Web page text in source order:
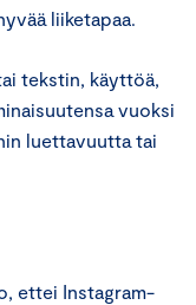
liiketapaa.
tekstin, käyttöä,
vuoksi
luettavuutta tai
ettei Instagram-